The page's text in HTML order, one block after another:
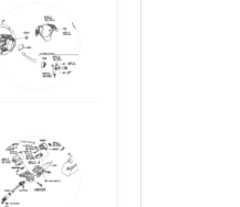
لوازم گیربکس و جلوبندی راوفور
لوازم گیربکس و جلوبندی یاریس
لوازم گیربکس و جلوبندی هایس